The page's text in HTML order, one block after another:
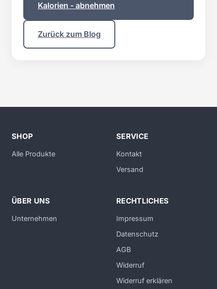
Kalorien - abnehmen
Zurück zum Blog
SHOP
Alle Produkte
SERVICE
Kontakt
Versand
ÜBER UNS
Unternehmen
RECHTLICHES
Impressum
Datenschutz
AGB
Widerruf
Widerruf erklären